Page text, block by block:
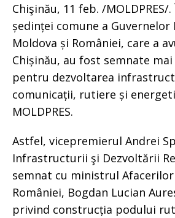
Chişinău, 11 feb. /MOLDPRES/
ședinței comune a Guvernelor
Moldova și României, care a
Chișinău, au fost semnate
pentru dezvoltarea
comunicații, rutiere și
MOLDPRES.
Astfel, vicepremierul Andrei
Infrastructurii şi Dezvoltării
semnat cu ministrul
României, Bogdan Lucian
privind construcția podului